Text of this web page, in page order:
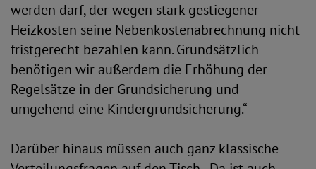
werden darf, der wegen stark gestiegener
Heizkosten seine Nebenkostenabrechnung nicht
fristgerecht bezahlen kann. Grundsätzlich
benötigen wir außerdem die Erhöhung der
Regelsätze in der Grundsicherung und
umgehend eine Kindergrundsicherung.“
Darüber hinaus müssen auch ganz klassische